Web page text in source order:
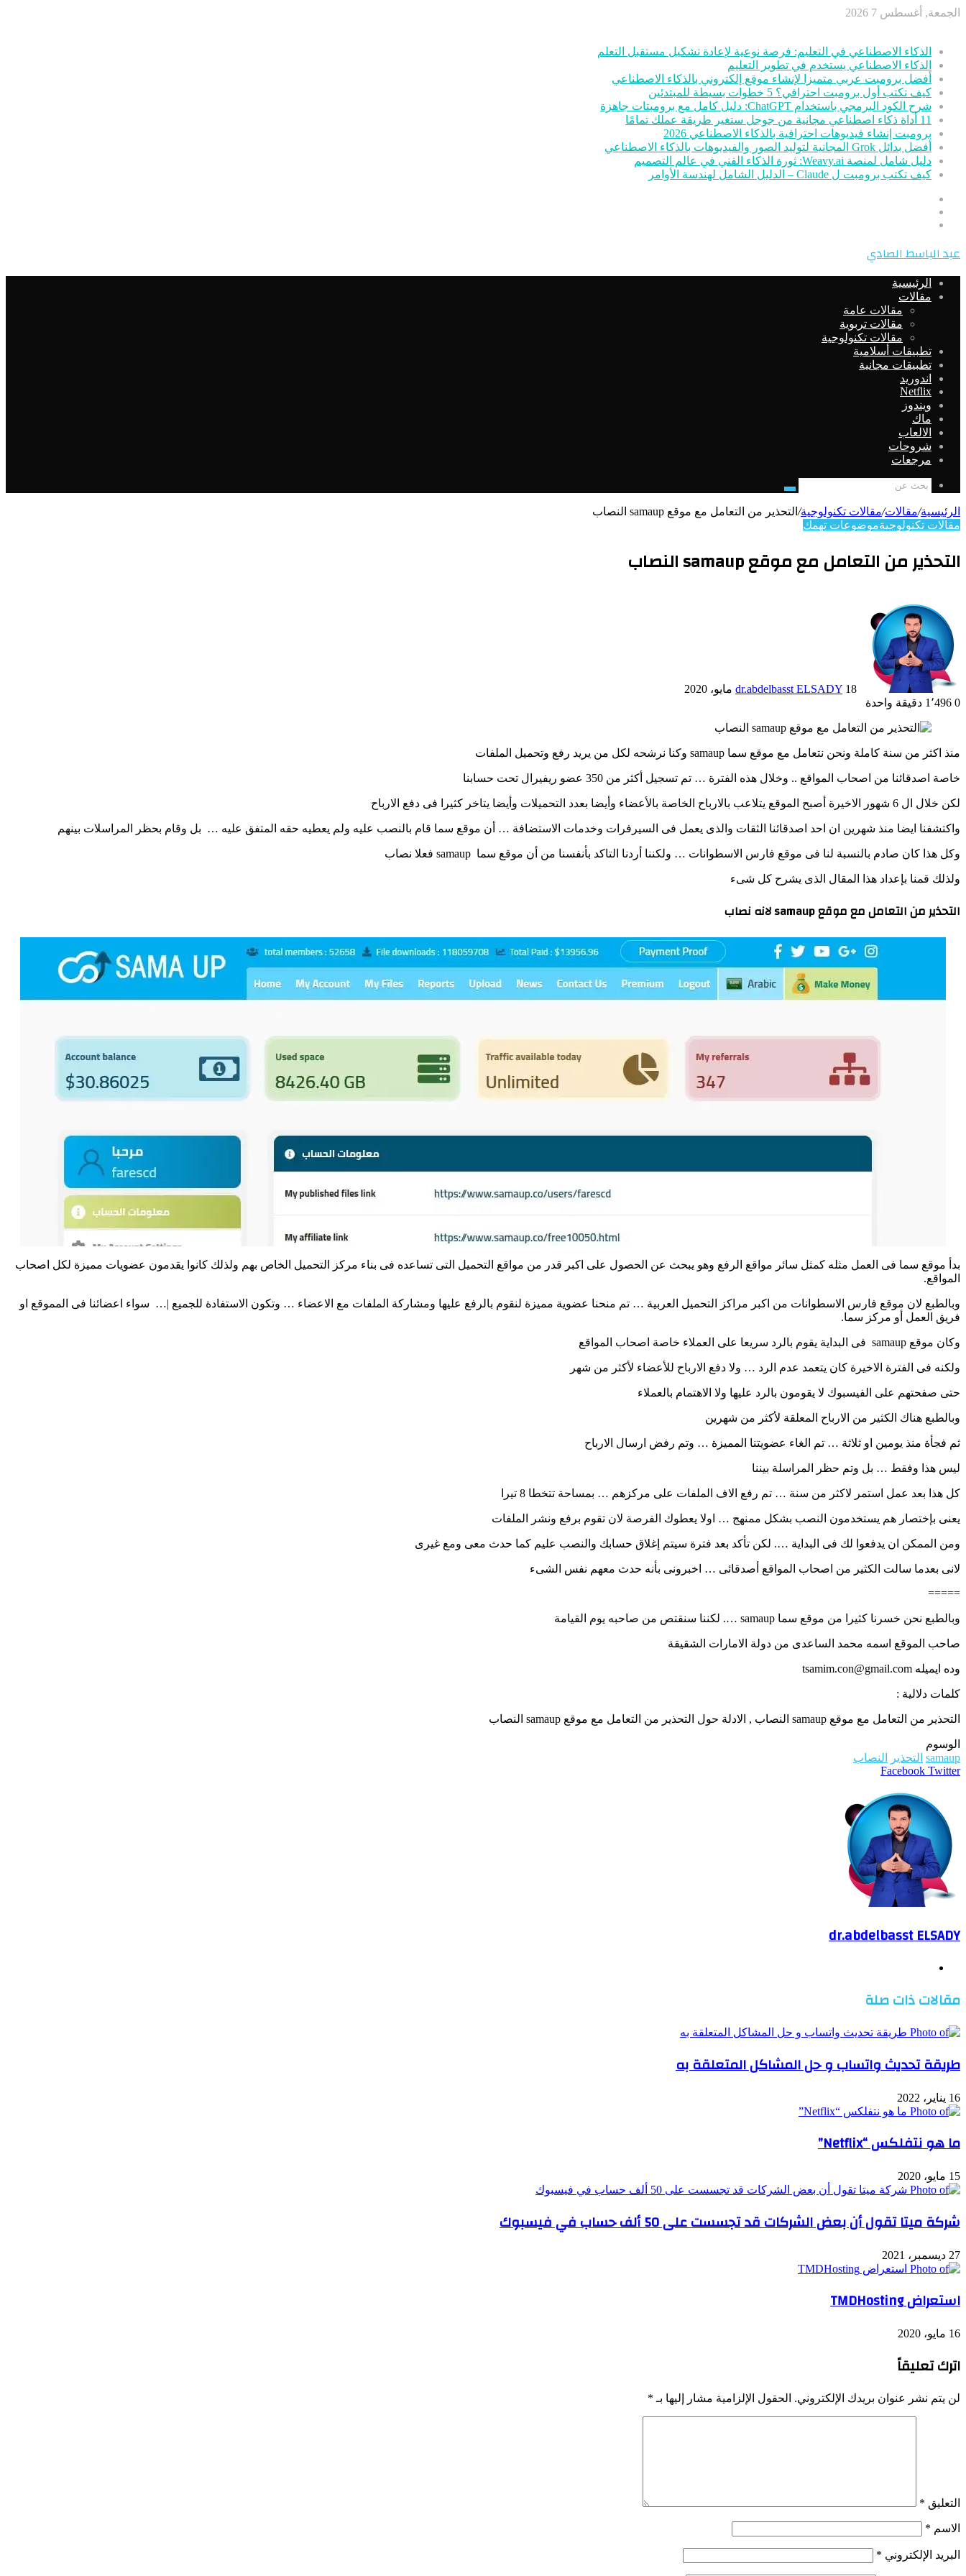
الجمعة, أغسطس 7 2026
الذكاء الاصطناعي في التعليم: فرصة نوعية لإعادة تشكيل مستقبل التعلم
الذكاء الاصطناعي يستخدم في تطوير التعليم
أفضل برومبت عربي متميزا لإنشاء موقع إلكتروني بالذكاء الاصطناعي
كيف تكتب أول برومبت احترافي؟ 5 خطوات بسيطة للمبتدئين
شرح الكود البرمجي باستخدام ChatGPT: دليل كامل مع برومبتات جاهزة
11 أداة ذكاء اصطناعي مجانية من جوجل ستغير طريقة عملك تمامًا
برومبت إنشاء فيديوهات احترافية بالذكاء الاصطناعي 2026
أفضل بدائل Grok المجانية لتوليد الصور والفيديوهات بالذكاء الاصطناعي
دليل شامل لمنصة Weavy.ai: ثورة الذكاء الفني في عالم التصميم
كيف تكتب برومبت ل Claude – الدليل الشامل لهندسة الأوامر
القائمة
عبد الباسط الصادي
الرئيسية
مقالات
مقالات عامة
مقالات تربوية
مقالات تكنولوجية
تطبيقات أسلامية
تطبيقات مجانية
اندوريد
Netflix
ويندوز
ماك
الالعاب
شروحات
مرجعات
بحث
الرئيسية/مقالات/مقالات تكنولوجية/ التحذير من التعامل مع موقع samaup النصاب
مقالات تكنولوجيةموضوعات تهمك
التحذير من التعامل مع موقع samaup النصاب
dr.abdelbasst ELSADY 18 مايو، 2020
0
دقيقة واحدة
منذ اكثر من سنة كاملة ونحن نتعامل مع موقع سما samaup وكنا نرشحه لكل من يريد رفع وتحميل الملفات
خاصة اصدقائنا من اصحاب المواقع .. وخلال هذه الفترة … تم تسجيل أكثر من 350 عضو ريفيرال تحت حسابنا
لكن خلال ال 6 شهور الاخيرة أصبح الموقع يتلاعب بالارباح الخاصة بالأعضاء وأيضا بعدد التحميلات وأيضا يتاخر كثيرا فى دفع الارباح
واكتشفنا ايضا منذ شهرين ان احد اصدقائنا الثقات والذى يعمل فى السيرفرات وخدمات الاستضافة … أن موقع سما قام بالنصب عليه ولم يعطيه حقه المتفق عليه … بل وقام بحظر المراسلات بينهم
وكل هذا كان صادم بالنسبة لنا فى موقع فارس الاسطوانات … ولكننا أردنا التاكد بأنفسنا من أن موقع سما samaup فعلا نصاب
ولذلك قمنا بإعداد هذا المقال الذى يشرح كل شىء
التحذير من التعامل مع موقع samaup لانه نصاب
بدأ موقع سما فى العمل مثله كمثل سائر مواقع الرفع وهو يبحث عن الحصول على اكبر قدر من مواقع التحميل التى تساعده فى بناء مركز التحميل الخاص بهم ولذلك كانوا يقدمون عضويات مميزة لكل اصحاب
المواقع.
وبالطبع لان موقع فارس الاسطوانات من اكبر مراكز التحميل العربية … تم منحنا عضوية مميزة لنقوم بالرفع عليها ومشاركة الملفات مع الاعضاء … وتكون الاستفادة للجميع |… سواء اعضائنا فى المموقع او
فريق العمل أو مركز سما.
وكان موقع samaup فى البداية يقوم بالرد سريعا على العملاء خاصة اصحاب المواقع
ولكنه فى الفترة الاخيرة كان يتعمد عدم الرد … ولا دفع الارباح للأعضاء لأكثر من شهر
حتى صفحتهم على الفيسبوك لا يقومون بالرد عليها ولا الاهتمام بالعملاء
وبالطبع هناك الكثير من الارباح المعلقة لأكثر من شهرين
ثم فجأة منذ يومين او ثلاثة … تم الغاء عضويتنا المميزة … وتم رفض ارسال الارباح
ليس هذا وفقط … بل وتم حظر المراسلة بيننا
كل هذا بعد عمل استمر لاكثر من سنة … تم رفع الاف الملفات على مركزهم … بمساحة تتخطا 8 تيرا
يعنى بإختصار هم يستخدمون النصب بشكل ممنهج … اولا يعطوك الفرصة لان تقوم برفع ونشر الملفات
ومن الممكن ان يدفعوا لك فى البداية …. لكن تأكد بعد فترة سيتم إغلاق حسابك والنصب عليم كما حدث معى ومع غيرى
لانى بعدما سالت الكثير من اصحاب المواقع أصدقائى … اخبرونى بأنه حدث معهم نفس الشىء
=====
وبالطبع نحن خسرنا كثيرا من موقع سما samaup …. لكننا سنقتص من صاحبه يوم القيامة
صاحب الموقع اسمه محمد الساعدى من دولة الامارات الشقيقة
وده ايميله tsamim.con@gmail.com
كلمات دلالية :
التحذير من التعامل مع موقع samaup النصاب , الادلة حول التحذير من التعامل مع موقع samaup النصاب
الوسوم
samaup التحذير
النصاب
Facebook Twitter
LinkedIn
Pinterest
WhatsApp
Telegram
مشاركة
البريد
طباعة
dr.abdelbasst ELSADY
مقالات ذات صلة
طريقة تحديث واتساب و حل المشاكل المتعلقة به
16 يناير، 2022
ما هو نتفلكس “Netflix”
15 مايو، 2020
شركة ميتا تقول أن بعض الشركات قد تجسست على 50 ألف حساب في فيسبوك
27 ديسمبر، 2021
استعراض TMDHosting
16 مايو، 2020
اترك تعليقاً
لن يتم نشر عنوان بريدك الإلكتروني. الحقول الإلزامية مشار إليها بـ *
التعليق *
الاسم *
البريد الإلكتروني *